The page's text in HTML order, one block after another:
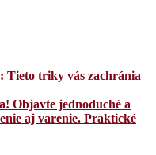
Tieto triky vás zachránia
Objavte jednoduché a
aj varenie. Praktické